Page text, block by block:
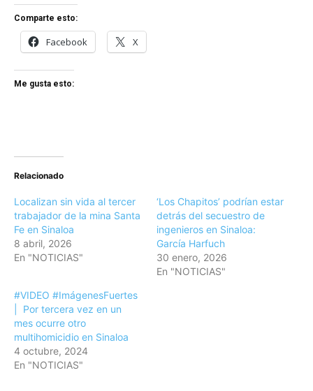
Comparte esto:
Facebook X
Me gusta esto:
Relacionado
Localizan sin vida al tercer
trabajador de la mina Santa
Fe en Sinaloa
8 abril, 2026
En "NOTICIAS"
‘Los Chapitos’ podrían estar
detrás del secuestro de
ingenieros en Sinaloa:
García Harfuch
30 enero, 2026
En "NOTICIAS"
#VIDEO #ImágenesFuertes
| Por tercera vez en un
mes ocurre otro
multihomicidio en Sinaloa
4 octubre, 2024
En "NOTICIAS"